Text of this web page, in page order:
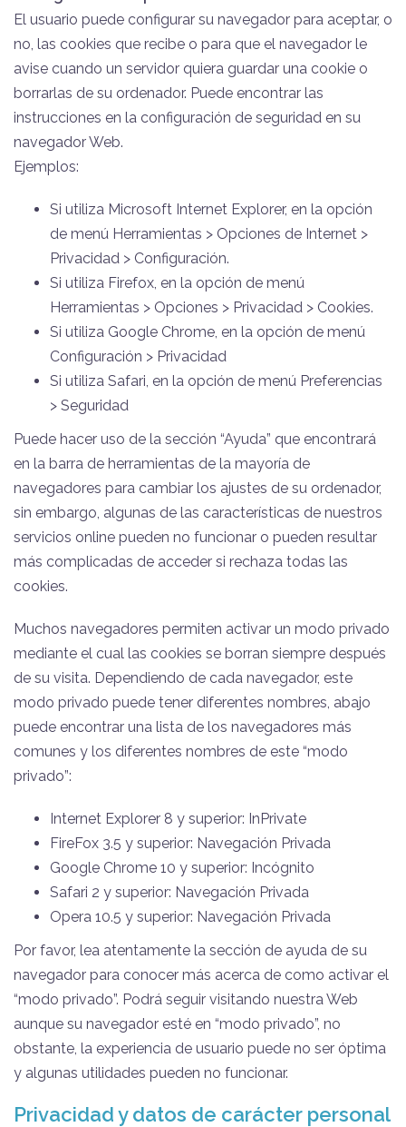
El usuario puede configurar su navegador para aceptar, o
no, las cookies que recibe o para que el navegador le
avise cuando un servidor quiera guardar una cookie o
borrarlas de su ordenador. Puede encontrar las
instrucciones en la configuración de seguridad en su
navegador Web.
Ejemplos:
Si utiliza Microsoft Internet Explorer, en la opción
de menú Herramientas > Opciones de Internet >
Privacidad > Configuración.
Si utiliza Firefox, en la opción de menú
Herramientas > Opciones > Privacidad > Cookies.
Si utiliza Google Chrome, en la opción de menú
Configuración > Privacidad
Si utiliza Safari, en la opción de menú Preferencias
> Seguridad
Puede hacer uso de la sección “Ayuda” que encontrará
en la barra de herramientas de la mayoría de
navegadores para cambiar los ajustes de su ordenador,
sin embargo, algunas de las características de nuestros
servicios online pueden no funcionar o pueden resultar
más complicadas de acceder si rechaza todas las
cookies.
Muchos navegadores permiten activar un modo privado
mediante el cual las cookies se borran siempre después
de su visita. Dependiendo de cada navegador, este
modo privado puede tener diferentes nombres, abajo
puede encontrar una lista de los navegadores más
comunes y los diferentes nombres de este “modo
privado”:
Internet Explorer 8 y superior: InPrivate
FireFox 3.5 y superior: Navegación Privada
Google Chrome 10 y superior: Incógnito
Safari 2 y superior: Navegación Privada
Opera 10.5 y superior: Navegación Privada
Por favor, lea atentamente la sección de ayuda de su
navegador para conocer más acerca de como activar el
“modo privado”. Podrá seguir visitando nuestra Web
aunque su navegador esté en “modo privado”, no
obstante, la experiencia de usuario puede no ser óptima
y algunas utilidades pueden no funcionar.
Privacidad y datos de carácter personal